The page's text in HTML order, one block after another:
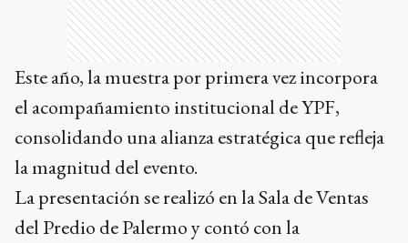
Este año, la muestra por primera vez incorpora
el acompañamiento institucional de YPF,
consolidando una alianza estratégica que refleja
la magnitud del evento.
La presentación se realizó en la Sala de Ventas
del Predio de Palermo y contó con la